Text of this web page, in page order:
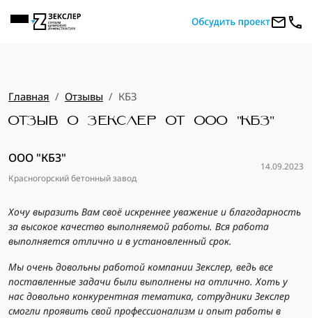
Главная Отзывы КБЗ
ОТЗЫВ О ЗЕКСЛЕР ОТ ООО "КБЗ"
ООО "КБЗ"
Красногорский бетонный завод
14.09.2023
Хочу выразить Вам своё искреннее уважение и благодарность
за высокое качество выполняемой работы. Вся работа
выполняется отлично и в установленный срок.
Мы очень довольны работой компании Зекслер, ведь все
поставленные задачи были выполнены на отлично. Хоть у
нас довольно конкурентная тематика, сотрудники Зекслер
смогли проявить свой профессионализм и опыт работы в